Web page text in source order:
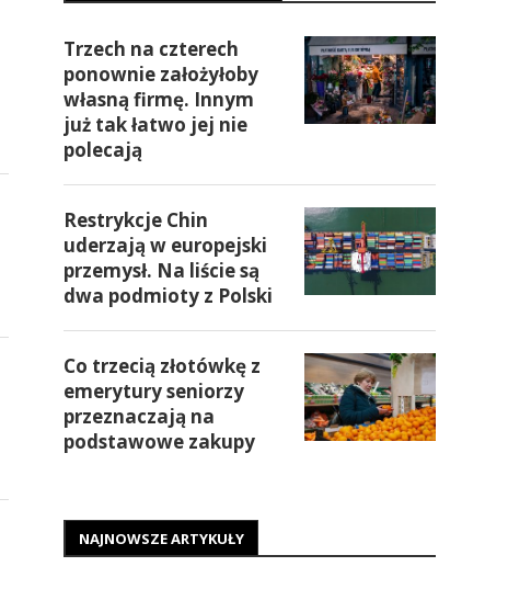
Trzech na czterech
ponownie założyłoby
własną firmę. Innym
już tak łatwo jej nie
polecają
Restrykcje Chin
uderzają w europejski
przemysł. Na liście są
dwa podmioty z Polski
Co trzecią złotówkę z
emerytury seniorzy
przeznaczają na
podstawowe zakupy
NAJNOWSZE ARTYKUŁY